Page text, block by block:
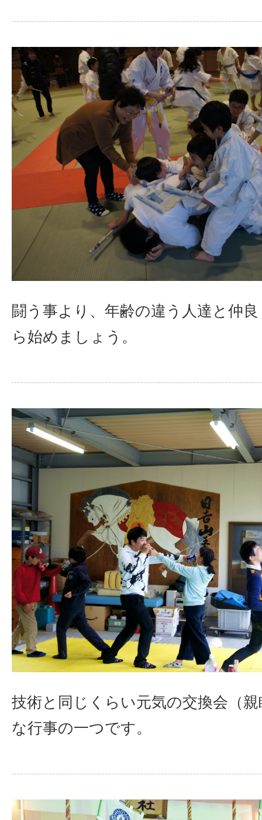
闘う事より、年齢の違う人達と仲
ら始めましょう。
技術と同じくらい元気の交換会（
な行事の一つです。